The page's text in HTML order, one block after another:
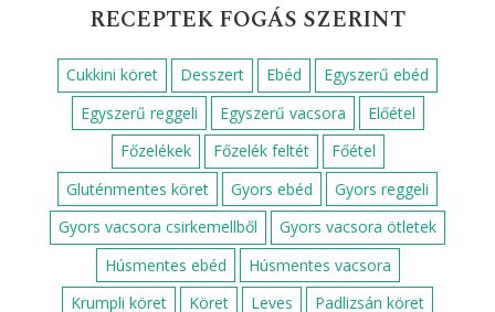
Ünnepi sütemények
FOOD NETWORK KÖZÖNSÉGDÍJ
NYERTES RECEPT